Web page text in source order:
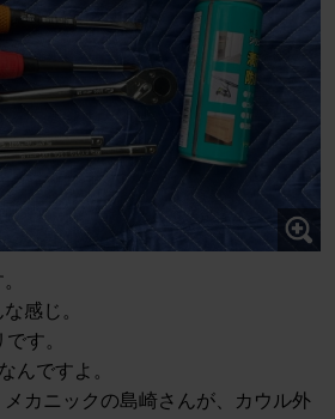
感じ。
す。
んですよ。
カニックの島崎さんが、カウル外